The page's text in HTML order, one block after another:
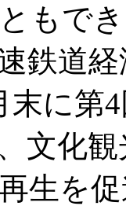
もで
鉄道
末に第
文化
生を